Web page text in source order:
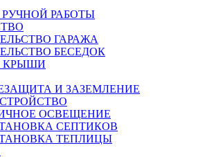
РУЧНОЙ РАБОТЫ
ГАРАЖА
БЕСЕДОК
КРЫШИ
И ЗАЗЕМЛЕНИЕ
ОСВЕЩЕНИЕ
СЕПТИКОВ
ТЕПЛИЦЫ